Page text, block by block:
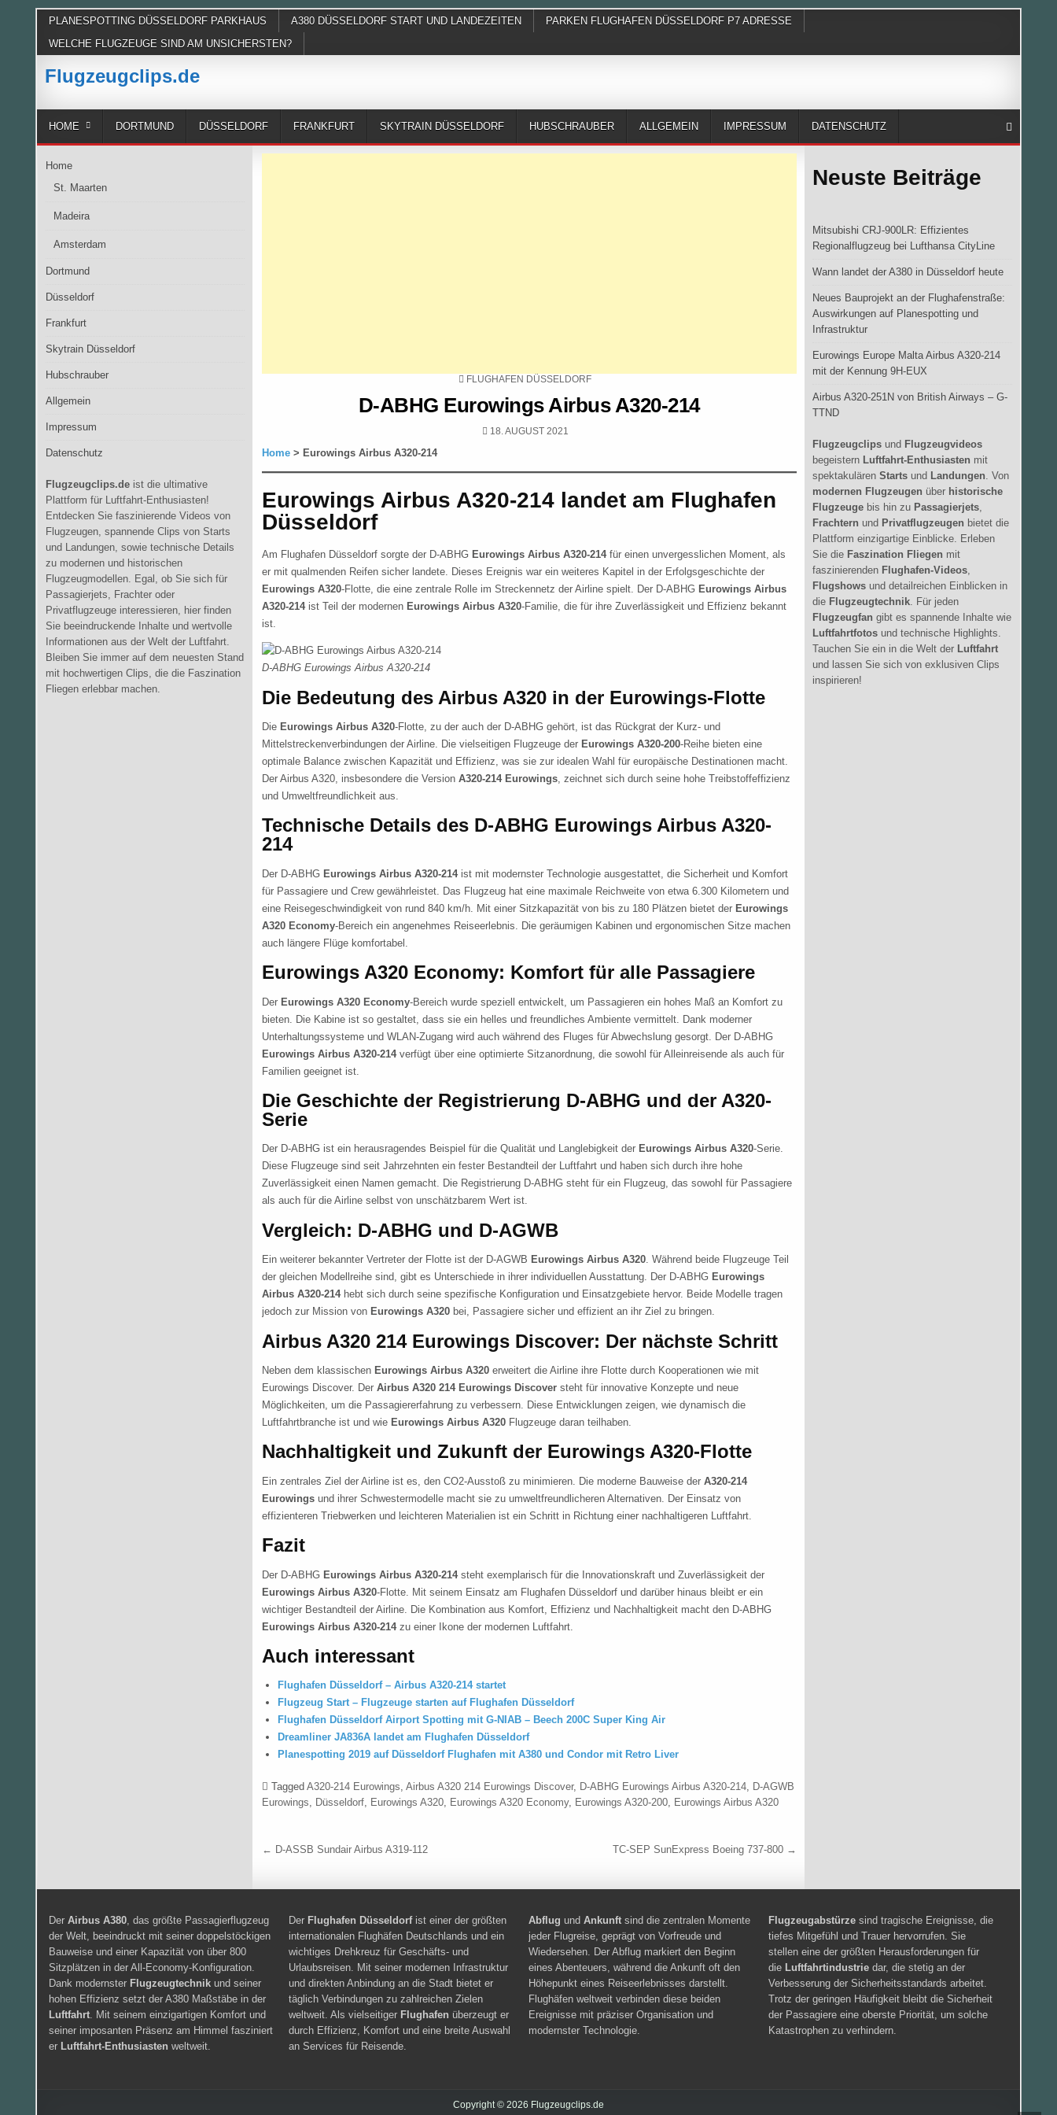
PLANESPOTTING DÜSSELDORF PARKHAUS A380 DÜSSELDORF START UND LANDEZEITEN
PARKEN FLUGHAFEN DÜSSELDORF P7 ADRESSE
WELCHE FLUGZEUGE SIND AM UNSICHERSTEN?
Flugzeugclips.de
HOME DORTMUND DÜSSELDORF FRANKFURT SKYTRAIN DÜSSELDORF HUBSCHRAUBER ALLGEMEIN IMPRESSUM DATENSCHUTZ
POSTED
FLUGHAFEN DÜSSELDORF
D-ABHG Eurowings Airbus A320-214
PUBLISHED
18. AUGUST 2021
Home> Eurowings Airbus A320-214
Eurowings Airbus A320-214 landet am Flughafen
Düsseldorf
Am Flughafen Düsseldorf sorgte der D-ABHG Eurowings Airbus A320-214für einen unvergesslichen Moment, als
er mit qualmenden Reifen sicher landete. Dieses Ereignis war ein weiteres Kapitel in der Erfolgsgeschichte der
Eurowings A320-Flotte, die eine zentrale Rolle im Streckennetz der Airline spielt. Der D-ABHG Eurowings Airbus
A320-214ist Teil der modernen Eurowings Airbus A320-Familie, die für ihre Zuverlässigkeit und Effizienz bekannt
ist.
D-ABHG Eurowings Airbus A320-214
Die Bedeutung des Airbus A320 in der Eurowings-Flotte
Die Eurowings Airbus A320-Flotte, zu der auch der D-ABHG gehört, ist das Rückgrat der Kurz- und
Mittelstreckenverbindungen der Airline. Die vielseitigen Flugzeuge der Eurowings A320-200-Reihe bieten eine
optimale Balance zwischen Kapazität und Effizienz, was sie zur idealen Wahl für europäische Destinationen macht.
Der Airbus A320, insbesondere die Version A320-214 Eurowings, zeichnet sich durch seine hohe Treibstoffeffizienz
und Umweltfreundlichkeit aus.
Technische Details des D-ABHG Eurowings Airbus A320-
214
Der D-ABHG Eurowings Airbus A320-214ist mit modernster Technologie ausgestattet, die Sicherheit und Komfort
für Passagiere und Crew gewährleistet. Das Flugzeug hat eine maximale Reichweite von etwa 6.300 Kilometern und
eine Reisegeschwindigkeit von rund 840 km/h. Mit einer Sitzkapazität von bis zu 180 Plätzen bietet der Eurowings
A320 Economy-Bereich ein angenehmes Reiseerlebnis. Die geräumigen Kabinen und ergonomischen Sitze machen
auch längere Flüge komfortabel.
Eurowings A320 Economy: Komfort für alle Passagiere
Der Eurowings A320 Economy-Bereich wurde speziell entwickelt, um Passagieren ein hohes Maß an Komfort zu
bieten. Die Kabine ist so gestaltet, dass sie ein helles und freundliches Ambiente vermittelt. Dank moderner
Unterhaltungssysteme und WLAN-Zugang wird auch während des Fluges für Abwechslung gesorgt. Der D-ABHG
Eurowings Airbus A320-214verfügt über eine optimierte Sitzanordnung, die sowohl für Alleinreisende als auch für
Familien geeignet ist.
Die Geschichte der Registrierung D-ABHG und der A320-
Serie
Der D-ABHG ist ein herausragendes Beispiel für die Qualität und Langlebigkeit der Eurowings Airbus A320-Serie.
Diese Flugzeuge sind seit Jahrzehnten ein fester Bestandteil der Luftfahrt und haben sich durch ihre hohe
Zuverlässigkeit einen Namen gemacht. Die Registrierung D-ABHG steht für ein Flugzeug, das sowohl für Passagiere
als auch für die Airline selbst von unschätzbarem Wert ist.
Vergleich: D-ABHG und D-AGWB
Ein weiterer bekannter Vertreter der Flotte ist der D-AGWB Eurowings Airbus A320. Während beide Flugzeuge Teil
der gleichen Modellreihe sind, gibt es Unterschiede in ihrer individuellen Ausstattung. Der D-ABHG Eurowings
Airbus A320-214hebt sich durch seine spezifische Konfiguration und Einsatzgebiete hervor. Beide Modelle tragen
jedoch zur Mission von Eurowings A320bei, Passagiere sicher und effizient an ihr Ziel zu bringen.
Airbus A320 214 Eurowings Discover: Der nächste Schritt
Neben dem klassischen Eurowings Airbus A320erweitert die Airline ihre Flotte durch Kooperationen wie mit
Eurowings Discover. Der Airbus A320 214 Eurowings Discoversteht für innovative Konzepte und neue
Möglichkeiten, um die Passagiererfahrung zu verbessern. Diese Entwicklungen zeigen, wie dynamisch die
Luftfahrtbranche ist und wie Eurowings Airbus A320Flugzeuge daran teilhaben.
Nachhaltigkeit und Zukunft der Eurowings A320-Flotte
Ein zentrales Ziel der Airline ist es, den CO2-Ausstoß zu minimieren. Die moderne Bauweise der A320-214
Eurowingsund ihrer Schwestermodelle macht sie zu umweltfreundlicheren Alternativen. Der Einsatz von
effizienteren Triebwerken und leichteren Materialien ist ein Schritt in Richtung einer nachhaltigeren Luftfahrt.
Fazit
Der D-ABHG Eurowings Airbus A320-214steht exemplarisch für die Innovationskraft und Zuverlässigkeit der
Eurowings Airbus A320-Flotte. Mit seinem Einsatz am Flughafen Düsseldorf und darüber hinaus bleibt er ein
wichtiger Bestandteil der Airline. Die Kombination aus Komfort, Effizienz und Nachhaltigkeit macht den D-ABHG
Eurowings Airbus A320-214zu einer Ikone der modernen Luftfahrt.
Auch interessant
Flughafen Düsseldorf – Airbus A320-214 startet
Flugzeug Start – Flugzeuge starten auf Flughafen Düsseldorf
Flughafen Düsseldorf Airport Spotting mit G-NIAB – Beech 200C Super King Air
Dreamliner JA836A landet am Flughafen Düsseldorf
Planespotting 2019 auf Düsseldorf Flughafen mit A380 und Condor mit Retro Liver
Tagged A320-214 Eurowings, Airbus A320 214 Eurowings Discover, D-ABHG Eurowings Airbus A320-214, D-AGWB
Eurowings, Düsseldorf, Eurowings A320, Eurowings A320 Economy, Eurowings A320-200, Eurowings Airbus A320
Beitragsnavigation
← D-ASSB Sundair Airbus A319-112 TC-SEP SunExpress Boeing 737-800 →
Home
St. Maarten
Madeira
Amsterdam
Dortmund
Düsseldorf
Frankfurt
Skytrain Düsseldorf
Hubschrauber
Allgemein
Impressum
Datenschutz
Flugzeugclips.deist die ultimative
Plattform für Luftfahrt-Enthusiasten!
Entdecken Sie faszinierende Videos von
Flugzeugen, spannende Clips von Starts
und Landungen, sowie technische Details
zu modernen und historischen
Flugzeugmodellen. Egal, ob Sie sich für
Passagierjets, Frachter oder
Privatflugzeuge interessieren, hier finden
Sie beeindruckende Inhalte und wertvolle
Informationen aus der Welt der Luftfahrt.
Bleiben Sie immer auf dem neuesten Stand
mit hochwertigen Clips, die die Faszination
Fliegen erlebbar machen.
Neuste Beiträge
Mitsubishi CRJ-900LR: Effizientes
Regionalflugzeug bei Lufthansa CityLine
Wann landet der A380 in Düsseldorf heute
Neues Bauprojekt an der Flughafenstraße:
Auswirkungen auf Planespotting und
Infrastruktur
Eurowings Europe Malta Airbus A320-214
mit der Kennung 9H-EUX
Airbus A320-251N von British Airways – G-
TTND
Flugzeugclips und Flugzeugvideos
begeistern Luftfahrt-Enthusiasten mit
spektakulärenStarts und Landungen . Von
modernen Flugzeugen über historische
Flugzeuge bis hin zu Passagierjets
Frachtern und Privatflugzeugen bietet die
Plattform einzigartige Einblicke. Erleben
Sie die Faszination Fliegen mit
faszinierenden Flughafen-Videos
Flugshows und detailreichen Einblicken in
die Flugzeugtechnik . Für jeden
Flugzeugfan gibt es spannende Inhalte wie
Luftfahrtfotos und technische Highlights.
Tauchen Sie ein in die Welt der Luftfahrt
und lassen Sie sich von exklusiven Clips
inspirieren!
Der Airbus A380, das größte Passagierflugzeug
der Welt, beeindruckt mit seiner doppelstöckigen
Bauweise und einer Kapazität von über 800
Sitzplätzen in der All-Economy-Konfiguration.
Dank modernster Flugzeugtechnik und seiner
hohen Effizienz setzt der A380 Maßstäbe in der
Luftfahrt. Mit seinem einzigartigen Komfort und
seiner imposanten Präsenz am Himmel fasziniert
er Luftfahrt-Enthusiasten weltweit.
Der Flughafen Düsseldorfist einer der größten
internationalen Flughäfen Deutschlands und ein
wichtiges Drehkreuz für Geschäfts- und
Urlaubsreisen. Mit seiner modernen Infrastruktur
und direkten Anbindung an die Stadt bietet er
täglich Verbindungen zu zahlreichen Zielen
weltweit. Als vielseitiger Flughafen überzeugt er
durch Effizienz, Komfort und eine breite Auswahl
an Services für Reisende.
Abflug und Ankunft sind die zentralen Momente
jeder Flugreise, geprägt von Vorfreude und
Wiedersehen. Der Abflug markiert den Beginn
eines Abenteuers, während die Ankunft oft den
Höhepunkt eines Reiseerlebnisses darstellt.
Flughäfen weltweit verbinden diese beiden
Ereignisse mit präziser Organisation und
modernster Technologie.
Flugzeugabstürze sind tragische Ereignisse, die
tiefes Mitgefühl und Trauer hervorrufen. Sie
stellen eine der größten Herausforderungen für
die Luftfahrtindustrie dar, die stetig an der
Verbesserung der Sicherheitsstandards arbeitet.
Trotz der geringen Häufigkeit bleibt die Sicherheit
der Passagiere eine oberste Priorität, um solche
Katastrophen zu verhindern.
Copyright © 2026 Flugzeugclips.de